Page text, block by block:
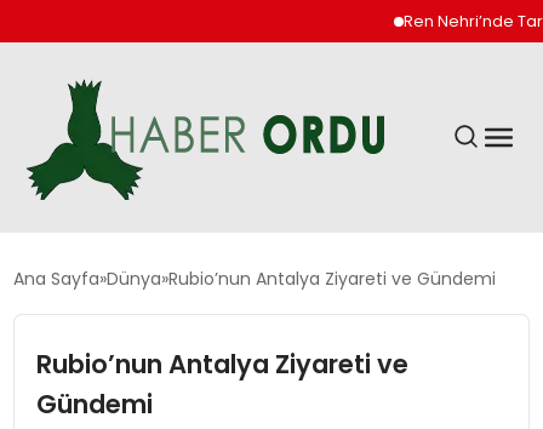
Ren Nehri’nde
GÜNDEM
EKONOMI
Ana Sayfa Dünya Rubio’nun Antalya Ziyareti ve Gündemi
Rubio’nun Antalya Ziyareti ve
Gündemi